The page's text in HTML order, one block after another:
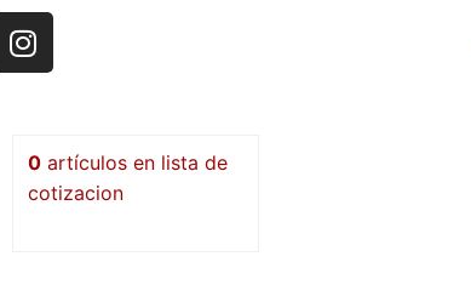
0 artículos